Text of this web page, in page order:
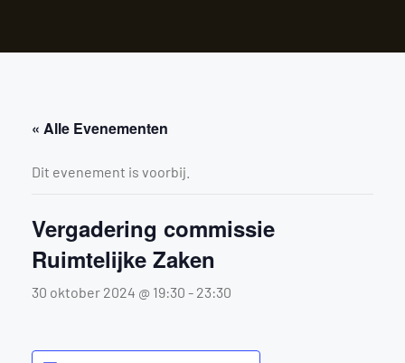
« Alle Evenementen
Dit evenement is voorbij.
Vergadering commissie
Ruimtelijke Zaken
30 oktober 2024 @ 19:30 - 23:30